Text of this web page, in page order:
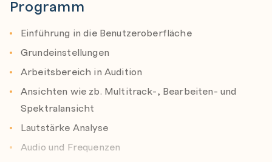
Programm
Einführung in die Benutzeroberfläche
Grundeinstellungen
Arbeitsbereich in Audition
Ansichten wie zb. Multitrack-, Bearbeiten- und
Spektralansicht
Lautstärke Analyse
Audio und Frequenzen